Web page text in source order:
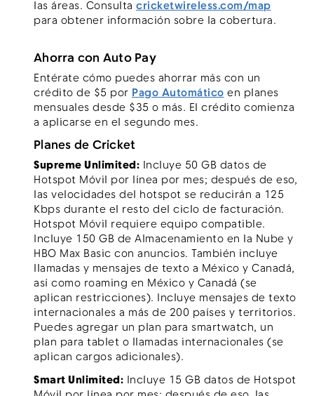
las áreas. Consulta cricketwireless.com/map
para obtener información sobre la cobertura.
Ahorra con Auto Pay
Entérate cómo puedes ahorrar más con un
crédito de $5 por Pago Automáticoen planes
mensuales desde $35 o más. El crédito comienza
a aplicarse en el segundo mes.
Planes de Cricket
Supreme Unlimited: Incluye 50 GB datos de
Hotspot Móvil por línea por mes; después de eso,
las velocidades del hotspot se reducirán a 125
Kbps durante el resto del ciclo de facturación.
Hotspot Móvil requiere equipo compatible.
Incluye 150 GB de Almacenamiento en la Nube y
HBO Max Basic con anuncios. También incluye
llamadas y mensajes de texto a México y Canadá,
así como roaming en México y Canadá (se
aplican restricciones). Incluye mensajes de texto
internacionales a más de 200 países y territorios.
Puedes agregar un plan para smartwatch, un
plan para tablet o llamadas internacionales (se
aplican cargos adicionales).
Smart Unlimited: Incluye 15 GB datos de Hotspot